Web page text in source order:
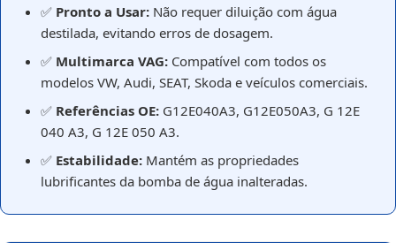
✅ Pronto a Usar: Não requer diluição com água
destilada, evitando erros de dosagem.
✅ Multimarca VAG: Compatível com todos os
modelos VW, Audi, SEAT, Skoda e veículos comerciais.
✅ Referências OE: G12E040A3, G12E050A3, G 12E
040 A3, G 12E 050 A3.
✅ Estabilidade: Mantém as propriedades
lubrificantes da bomba de água inalteradas.